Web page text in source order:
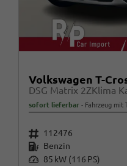
Volkswagen T-
DSG Matrix 2ZKlima
sofort lieferbar Fahrzeug mit
Fahrzeugnr. 112476
Kraftstoff Benzin
Leistung 85 kW (116 PS)